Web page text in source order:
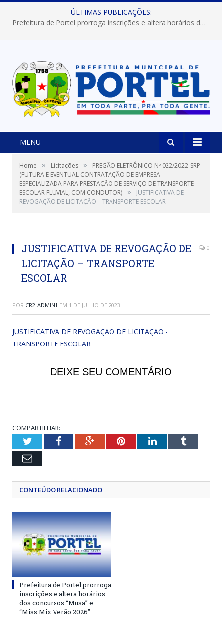
ÚLTIMAS PUBLICAÇÕES:
Prefeitura de Portel prorroga inscrições e altera horários dos concursos “Musa” e “Miss Mix Verão 2026”
MENU
Home » Licitações »
PREGÃO ELETRÔNICO Nº 022/2022-SRP
(FUTURA E EVENTUAL CONTRATAÇÃO DE EMPRESA
ESPECIALIZADA PARA PRESTAÇÃO DE SERVIÇO DE TRANSPORTE
ESCOLAR FLUVIAL, COM CONDUTOR) »
JUSTIFICATIVA DE
REVOGAÇÃO DE LICITAÇÃO – TRANSPORTE ESCOLAR
JUSTIFICATIVA DE REVOGAÇÃO DE
LICITAÇÃO – TRANSPORTE
ESCOLAR
0
POR CR2-ADMIN1 EM 1 DE JULHO DE 2023
JUSTIFICATIVA DE REVOGAÇÃO DE LICITAÇÃO -
TRANSPORTE ESCOLAR
DEIXE SEU COMENTÁRIO
COMPARTILHAR:
TwitterFacebookGoogle+PinterestLinkedInTumblr
Email
CONTEÚDO RELACIONADO
Prefeitura de Portel prorroga
inscrições e altera horários
dos concursos “Musa” e
“Miss Mix Verão 2026”